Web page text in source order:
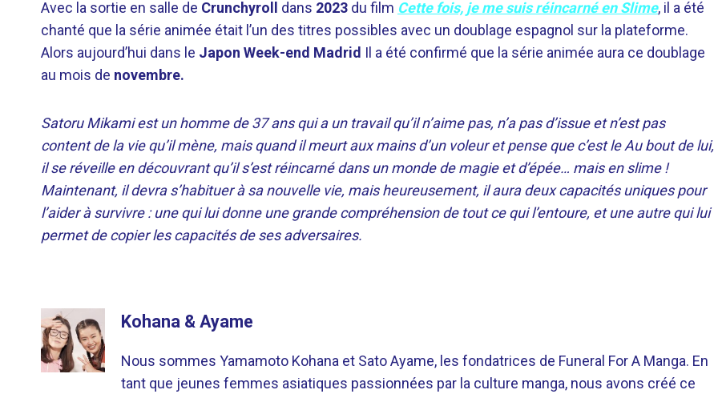
Avec la sortie en salle de Crunchyroll dans 2023 du film Cette fois, je me suis réincarné en Slime, il a été
chanté que la série animée était l’un des titres possibles avec un doublage espagnol sur la plateforme.
Alors aujourd’hui dans le Japon Week-end Madrid Il a été confirmé que la série animée aura ce doublage
au mois de novembre.
Satoru Mikami est un homme de 37 ans qui a un travail qu’il n’aime pas, n’a pas d’issue et n’est pas
content de la vie qu’il mène, mais quand il meurt aux mains d’un voleur et pense que c’est le Au bout de lui,
il se réveille en découvrant qu’il s’est réincarné dans un monde de magie et d’épée… mais en slime !
Maintenant, il devra s’habituer à sa nouvelle vie, mais heureusement, il aura deux capacités uniques pour
l’aider à survivre : une qui lui donne une grande compréhension de tout ce qui l’entoure, et une autre qui lui
permet de copier les capacités de ses adversaires.
Kohana & Ayame
Nous sommes Yamamoto Kohana et Sato Ayame, les fondatrices de Funeral For A Manga. En
tant que jeunes femmes asiatiques passionnées par la culture manga, nous avons créé ce